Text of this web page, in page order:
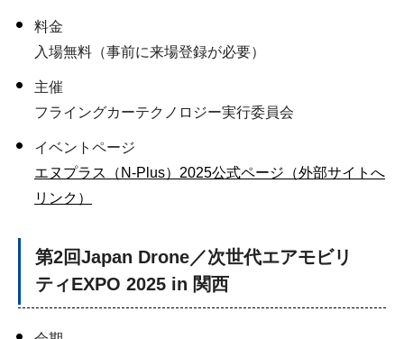
料金
入場無料（事前に来場登録が必要）
主催
フライングカーテクノロジー実行委員会
イベントページ
エヌプラス（N-Plus）2025公式ページ（外部サイトへ
リンク）
第2回Japan Drone／次世代エアモビリ
ティEXPO 2025 in 関西